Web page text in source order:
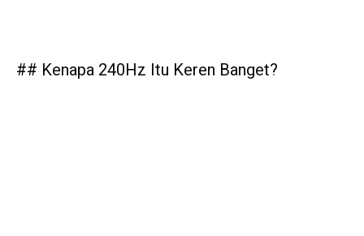
## Kenapa 240Hz Itu Keren Banget?